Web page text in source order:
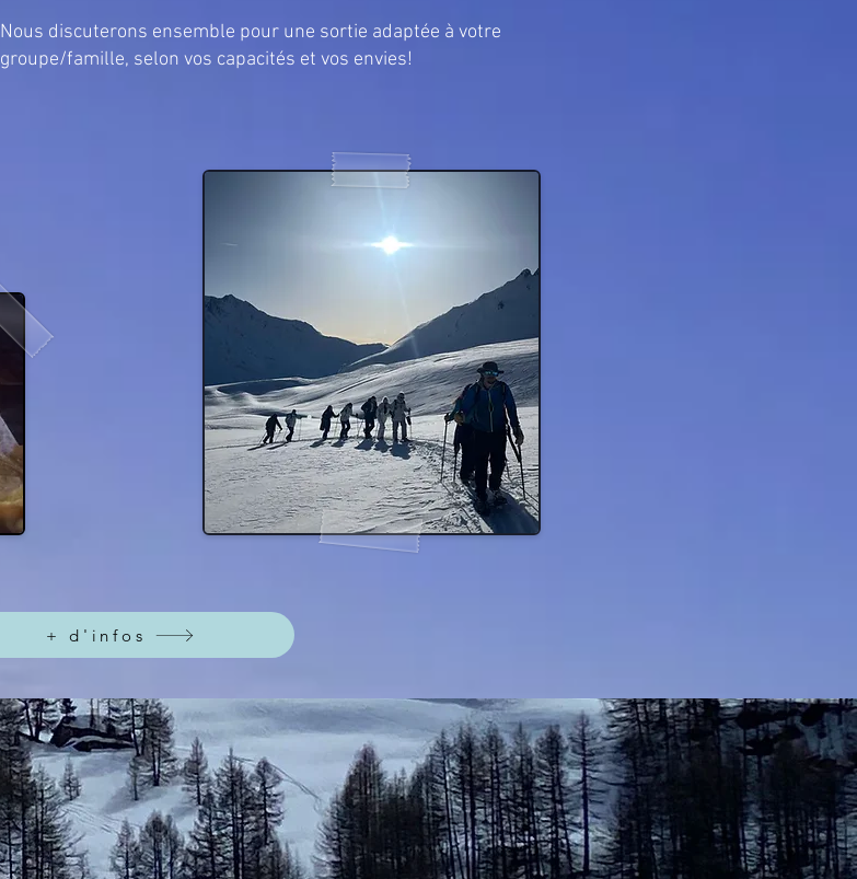
Nous discuterons ensemble pour une sortie adaptée à votre
groupe/famille, selon vos capacités et vos envies!
+ d'infos